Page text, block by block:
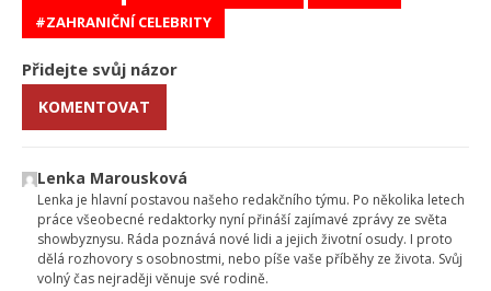
ZAHRANIČNÍ CELEBRITY
Přidejte svůj názor
KOMENTOVAT
Lenka Marousková
Lenka je hlavní postavou našeho redakčního týmu. Po několika letech
práce všeobecné redaktorky nyní přináší zajímavé zprávy ze světa
showbyznysu. Ráda poznává nové lidi a jejich životní osudy. I proto
dělá rozhovory s osobnostmi, nebo píše vaše příběhy ze života. Svůj
volný čas nejraději věnuje své rodině.